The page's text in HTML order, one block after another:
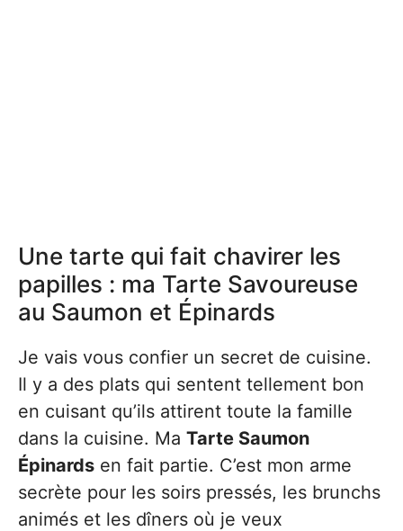
Une tarte qui fait chavirer les
papilles : ma Tarte Savoureuse
au Saumon et Épinards
Je vais vous confier un secret de cuisine.
Il y a des plats qui sentent tellement bon
en cuisant qu’ils attirent toute la famille
dans la cuisine. Ma Tarte Saumon
Épinards en fait partie. C’est mon arme
secrète pour les soirs pressés, les brunchs
animés et les dîners où je veux